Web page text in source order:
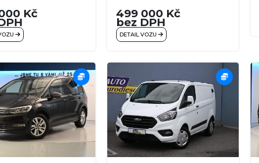
Kč
Winter-Paket, ACC (adaptivní tempomat)
+ Pre-Collision Assist (systém nouzového
brzdění), bezdrátový Android Auto +
Apple CarPlay, automatické parkování
do řady, výběr jízdních režimů (normální,
499 000 Kč
bez DPH
DETAIL VOZU